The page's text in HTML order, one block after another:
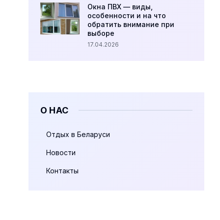
Окна ПВХ — виды,
особенности и на что
обратить внимание при
выборе
17.04.2026
О НАС
Отдых в Беларуси
Новости
Контакты